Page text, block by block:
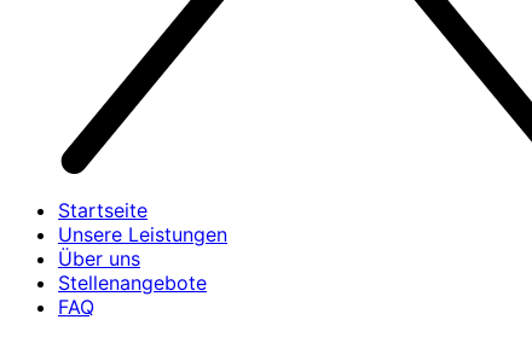
Startseite
Unsere Leistungen
Über uns
Stellenangebote
FAQ